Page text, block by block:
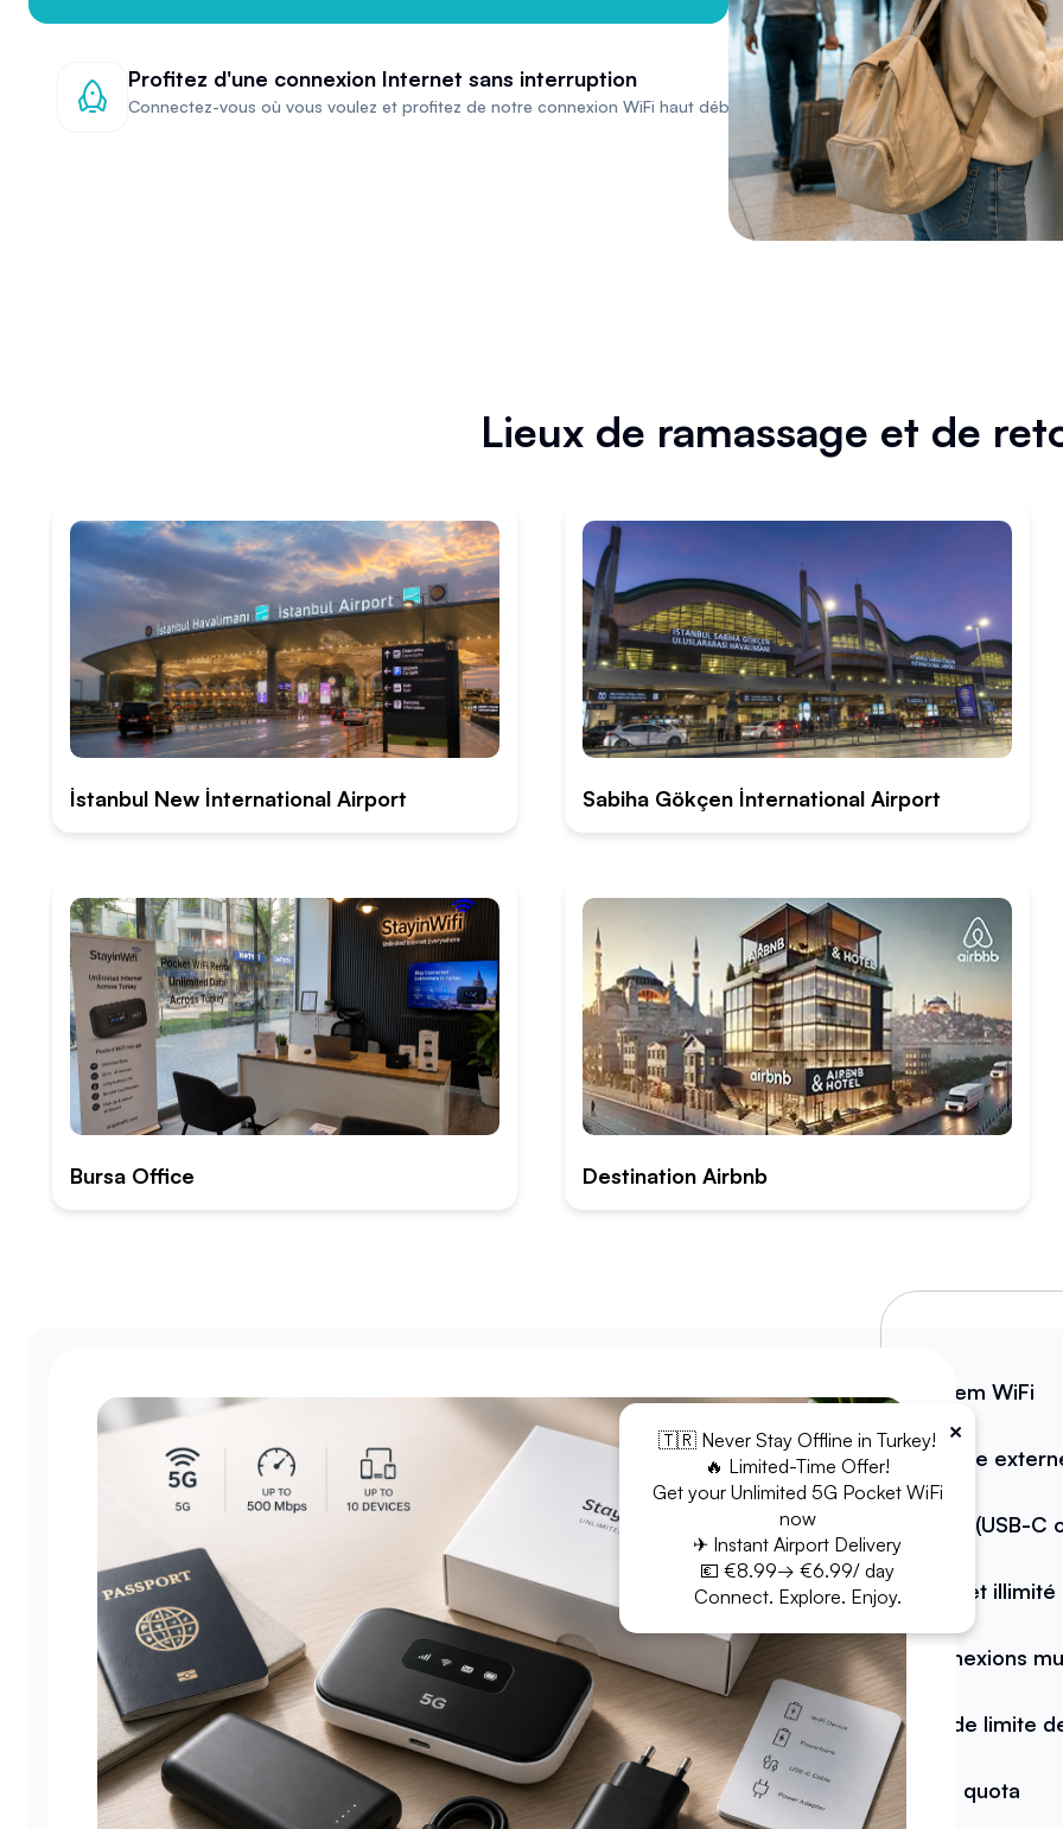
Profitez d'une connexion Internet sans interruption
Connectez-vous où vous voulez et profitez de notre connexion WiFi haut débit.
Lieux de ramassage et de
İstanbul New İnternational Airport Sabiha Gökçen İnternational Airport
Bursa Office Destination Airbnb
Modem WiFi
Batterie
Câble (USB-C
Internet illimité
Connexions
Pas de limite
Sans quota
×
🇹🇷 Never Stay Offline in Turkey!
🔥 Limited-Time Offer!
Get your Unlimited 5G Pocket WiFi
now
✈ Instant Airport Delivery
💶 €8.99→ €6.99/ day
Connect. Explore. Enjoy.